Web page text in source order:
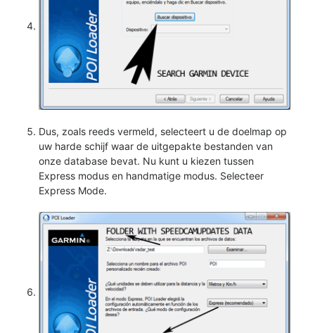
Dus, zoals reeds vermeld, selecteert u de doelmap op
uw harde schijf waar de uitgepakte bestanden van
onze database bevat. Nu kunt u kiezen tussen
Express modus en handmatige modus. Selecteer
Express Mode.